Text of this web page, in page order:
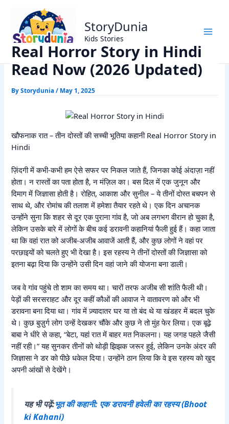
content
StoryDunia
Kids Stories
Home
Horror Story
Real Horror Story in Hindi Read Now (2026 Updated)
Real Horror Story in Hindi
Read Now (2026 Updated)
ByStorydunia/ May 1, 2025
खौफनाक रात – तीन दोस्तों की सच्ची भूतिया कहानी Real Horror Story in
Hindi
ज़िंदगी में कभी-कभी हम ऐसे सफर पर निकल जाते हैं, जिनका कोई अंदाज़ा नहीं
होता। न रास्तों का पता होता है, न मंज़िल का। बस दिल में एक जुनून और
दिमाग में जिज्ञासा होती है। रोहित, आकाश और सुनील – ये तीनों दोस्त बचपन से
साथ थे, और रोमांच की तलाश में हमेशा तैयार रहते थे। एक दिन अचानक
उन्होंने सुना कि शहर से दूर एक पुराना गांव है, जो अब लगभग वीरान हो चुका है,
लेकिन उसके बारे में लोगों के बीच कई डरावनी कहानियां फैली हुई हैं। कहा जाता
था कि वहां रात को अजीब-अजीब आवाजें आती हैं, और कुछ लोगों ने वहां पर
परछाइयों को चलते हुए भी देखा है। इस रहस्य ने तीनों दोस्तों की जिज्ञासा को
इतना बढ़ा दिया कि उन्होंने उसी दिन वहां जाने की योजना बना डाली।
जब वे गांव पहुंचे तो शाम का समय था। चारों तरफ अजीब सी शांति फैली थी।
पेड़ों की सरसराहट और दूर कहीं कौओं की आवाज ने वातावरण को और भी
डरावना बना दिया था। गांव में ज़्यादातर घर या तो बंद थे या खंडहर में बदल चुके
थे। कुछ बुज़ुर्ग लोग उन्हें देखकर चौंके और कुछ ने तो मुंह फेर लिया। एक बूढ़े
बाबा ने धीरे से कहा, “बेटा, यहां रात में बाहर मत निकलना। यह जगह पहले जैसी
नहीं रही।” यह सुनकर तीनों को थोड़ी झिझक जरूर हुई, लेकिन उनके अंदर की
जिज्ञासा ने डर को पीछे धकेल दिया। उन्होंने ठान लिया कि वे इस रहस्य को खुद
अपनी आंखों से देखेंगे।
यह भी पढ़ें:भूत की कहानी: एक डरावनी हवेली का रहस्य (Bhoot
ki Kahani)